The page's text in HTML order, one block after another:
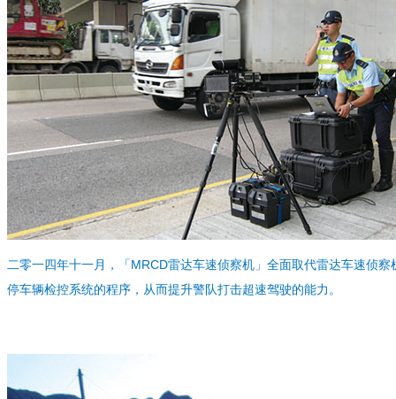
二零一四年十一月，「MRCD雷达车速侦察机」全面取代雷达车速侦
停车辆检控系统的程序，从而提升警队打击超速驾驶的能力。